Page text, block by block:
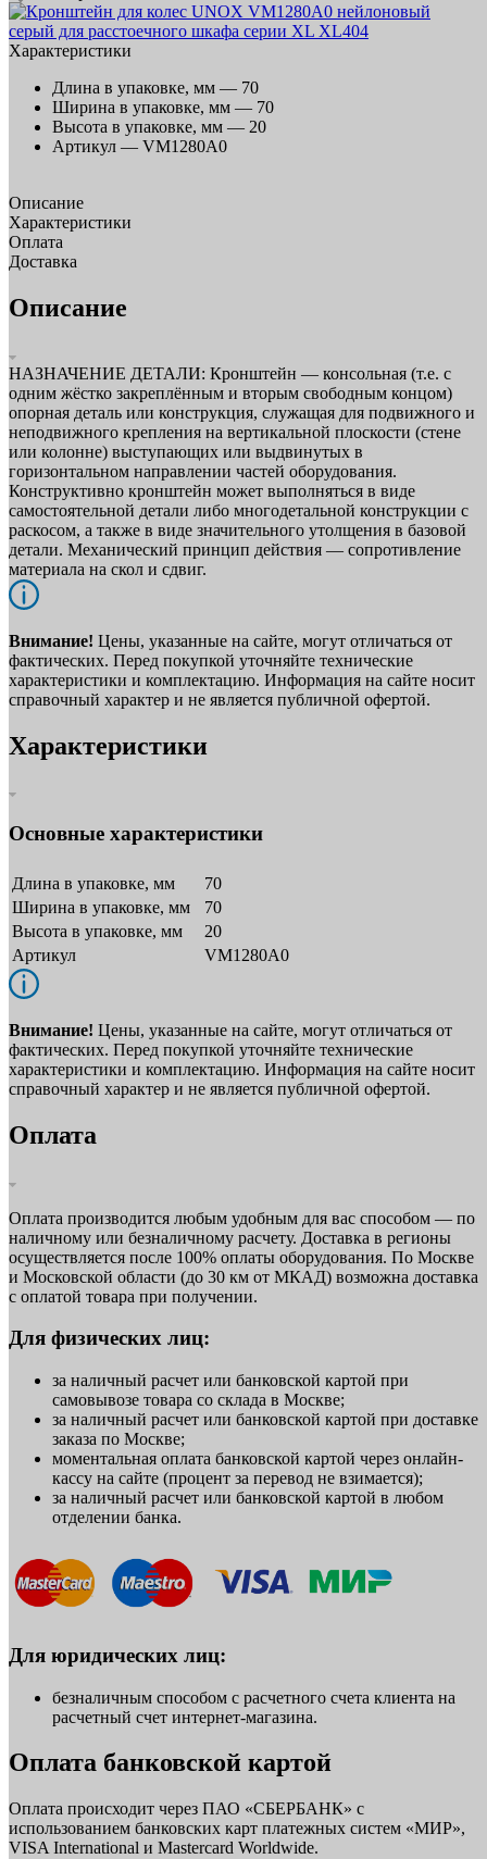
Характеристики
Длина в упаковке, мм — 70
Ширина в упаковке, мм — 70
Высота в упаковке, мм — 20
Артикул — VM1280A0
Описание
Характеристики
Оплата
Доставка
Описание
НАЗНАЧЕНИЕ ДЕТАЛИ: Кронштейн — консольная (т.е. с
одним жёстко закреплённым и вторым свободным концом)
опорная деталь или конструкция, служащая для подвижного и
неподвижного крепления на вертикальной плоскости (стене
или колонне) выступающих или выдвинутых в
горизонтальном направлении частей оборудования.
Конструктивно кронштейн может выполняться в виде
самостоятельной детали либо многодетальной конструкции с
раскосом, а также в виде значительного утолщения в базовой
детали. Механический принцип действия — сопротивление
материала на скол и сдвиг.
Внимание! Цены, указанные на сайте, могут отличаться от
фактических. Перед покупкой уточняйте технические
характеристики и комплектацию. Информация на сайте носит
справочный характер и не является публичной офертой.
Характеристики
Основные характеристики
Длина в упаковке, мм
70
Ширина в упаковке, мм
70
Высота в упаковке, мм
20
Артикул
VM1280A0
Внимание! Цены, указанные на сайте, могут отличаться от
фактических. Перед покупкой уточняйте технические
характеристики и комплектацию. Информация на сайте носит
справочный характер и не является публичной офертой.
Оплата
Оплата производится любым удобным для вас способом — по
наличному или безналичному расчету. Доставка в регионы
осуществляется после 100% оплаты оборудования. По Москве
и Московской области (до 30 км от МКАД) возможна доставка
с оплатой товара при получении.
Для физических лиц:
за наличный расчет или банковской картой при
самовывозе товара со склада в Москве;
за наличный расчет или банковской картой при доставке
заказа по Москве;
моментальная оплата банковской картой через онлайн-
кассу на сайте (процент за перевод не взимается);
за наличный расчет или банковской картой в любом
отделении банка.
Для юридических лиц:
безналичным способом с расчетного счета клиента на
расчетный счет интернет-магазина.
Оплата банковской картой
Оплата происходит через ПАО «СБЕРБАНК» с
использованием банковских карт платежных систем «МИР»,
VISA International и Mastercard Worldwide.